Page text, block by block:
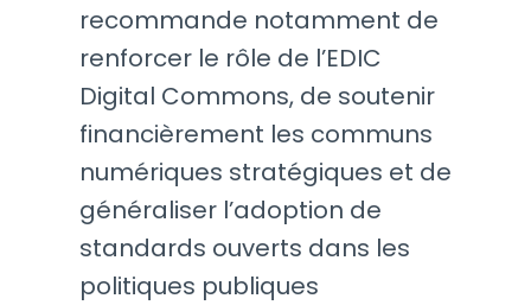
recommande notamment de
renforcer le rôle de l’EDIC
Digital Commons, de soutenir
financièrement les communs
numériques stratégiques et de
généraliser l’adoption de
standards ouverts dans les
politiques publiques